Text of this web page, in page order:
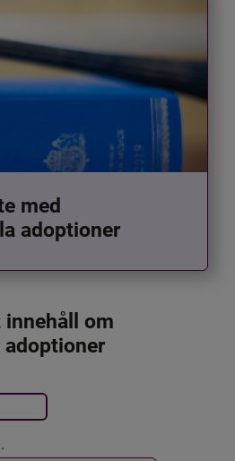
med
adoptioner
innehåll om
automatiskt